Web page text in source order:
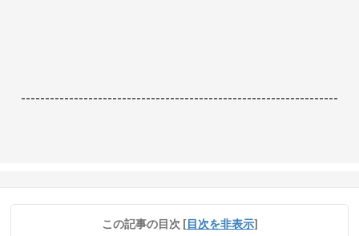
------------------------------------------------------------------
この記事の目次 [目次を非表示]